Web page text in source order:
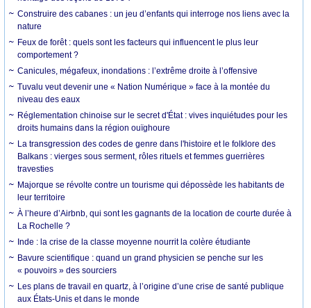
Construire des cabanes : un jeu d’enfants qui interroge nos liens avec la
nature
Feux de forêt : quels sont les facteurs qui influencent le plus leur
comportement ?
Canicules, mégafeux, inondations : l’extrême droite à l’offensive
Tuvalu veut devenir une « Nation Numérique » face à la montée du
niveau des eaux
Réglementation chinoise sur le secret d'État : vives inquiétudes pour les
droits humains dans la région ouïghoure
La transgression des codes de genre dans l'histoire et le folklore des
Balkans : vierges sous serment, rôles rituels et femmes guerrières
travesties
Majorque se révolte contre un tourisme qui dépossède les habitants de
leur territoire
À l’heure d’Airbnb, qui sont les gagnants de la location de courte durée à
La Rochelle ?
Inde : la crise de la classe moyenne nourrit la colère étudiante
Bavure scientifique : quand un grand physicien se penche sur les
« pouvoirs » des sourciers
Les plans de travail en quartz, à l’origine d’une crise de santé publique
aux États-Unis et dans le monde